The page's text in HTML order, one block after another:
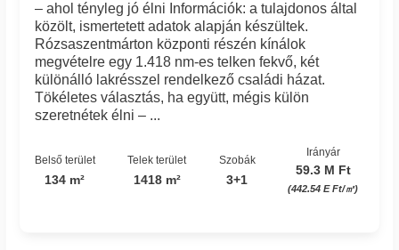
– ahol tényleg jó élni Információk: a tulajdonos által
közölt, ismertetett adatok alapján készültek.
Rózsaszentmárton központi részén kínálok
megvételre egy 1.418 nm-es telken fekvő, két
különálló lakrésszel rendelkező családi házat.
Tökéletes választás, ha együtt, mégis külön
szeretnétek élni – ...
Belső terület
134 m²
Telek terület
1418 m²
Szobák
3+1
Irányár
59.3 M Ft
(442.54 E Ft/㎡)